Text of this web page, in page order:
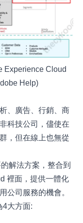
Experience Cloud
Help)
、廣告、行銷、商
科技公司，儘使在
，但在線上也無從
解法方案，整合到
裡面，提供一體化
公司服務的機會。
4大方面: